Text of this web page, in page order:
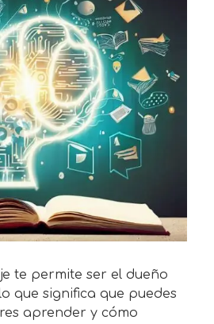
te permite ser el dueño
que significa que puedes
aprender y cómo